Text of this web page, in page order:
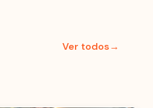
Ver todos→